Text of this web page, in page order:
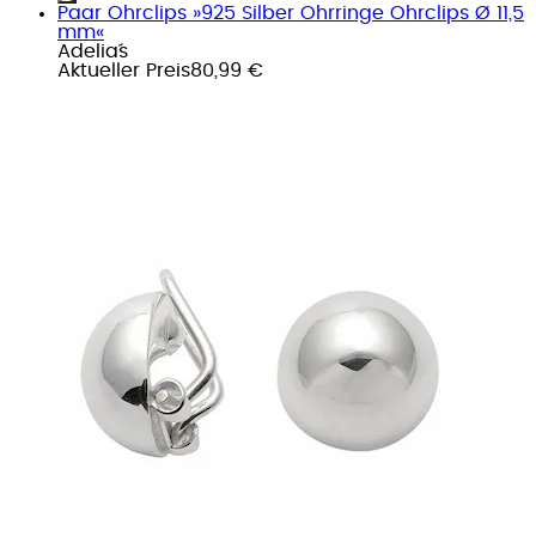
Paar Ohrclips »925 Silber Ohrringe Ohrclips Ø 11,5
mm«
Adelia´s
Aktueller Preis80,99 €